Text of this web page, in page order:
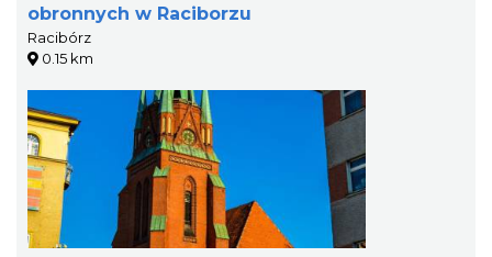
obronnych w Raciborzu
Racibórz
0.15 km